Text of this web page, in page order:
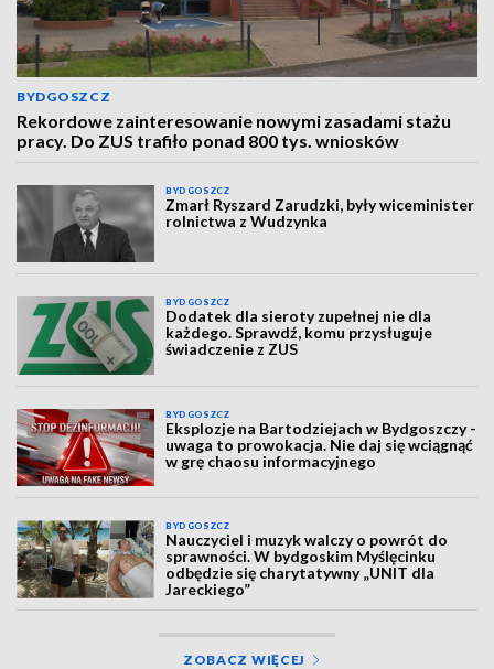
BYDGOSZCZ
Rekordowe zainteresowanie nowymi zasadami stażu
pracy. Do ZUS trafiło ponad 800 tys. wniosków
BYDGOSZCZ
Zmarł Ryszard Zarudzki, były wiceminister
rolnictwa z Wudzynka
BYDGOSZCZ
Dodatek dla sieroty zupełnej nie dla
każdego. Sprawdź, komu przysługuje
świadczenie z ZUS
BYDGOSZCZ
Eksplozje na Bartodziejach w Bydgoszczy -
uwaga to prowokacja. Nie daj się wciągnąć
w grę chaosu informacyjnego
BYDGOSZCZ
Nauczyciel i muzyk walczy o powrót do
sprawności. W bydgoskim Myślęcinku
odbędzie się charytatywny „UNIT dla
Jareckiego”
ZOBACZ WIĘCEJ